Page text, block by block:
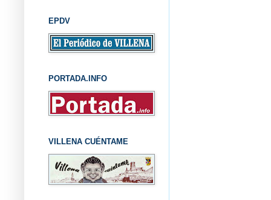
EPDV
PORTADA.INFO
VILLENA CUÉNTAME